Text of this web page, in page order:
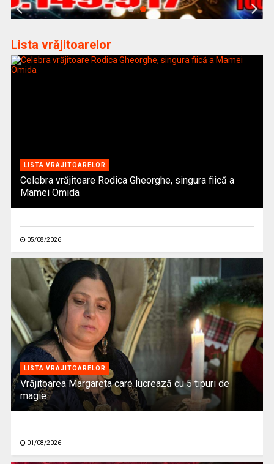
Lista vrăjitoarelor
LISTA VRAJITOARELOR
Celebra vrăjitoare Rodica Gheorghe, singura fiică a
Mamei Omida
05/08/2026
LISTA VRAJITOARELOR
Vrăjitoarea Margareta care lucrează cu 5 tipuri de
magie
01/08/2026